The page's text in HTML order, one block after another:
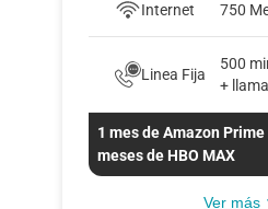
Internet 750
Linea Fija
500
+
1 mes de Amazon Prime
meses de HBO MAX
Ver más